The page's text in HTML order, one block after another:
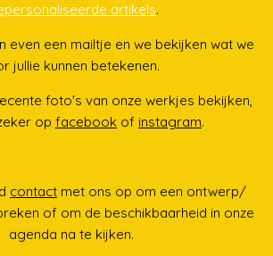
artikels.
even een mailtje en we bekijken wat we
jullie kunnen betekenen.
foto's van onze werkjes bekijken,
op facebook of instagram.
contact met ons op om een ontwerp/
of om de beschikbaarheid in onze
agenda na te kijken.